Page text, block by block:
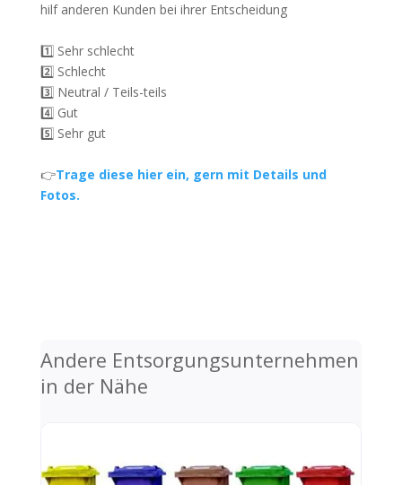
hilf anderen Kunden bei ihrer Entscheidung
1️⃣ Sehr schlecht
2️⃣ Schlecht
3️⃣ Neutral / Teils-teils
4️⃣ Gut
5️⃣ Sehr gut
👉Trage diese hier ein, gern mit Details und
Fotos.
Andere Entsorgungsunternehmen
in der Nähe